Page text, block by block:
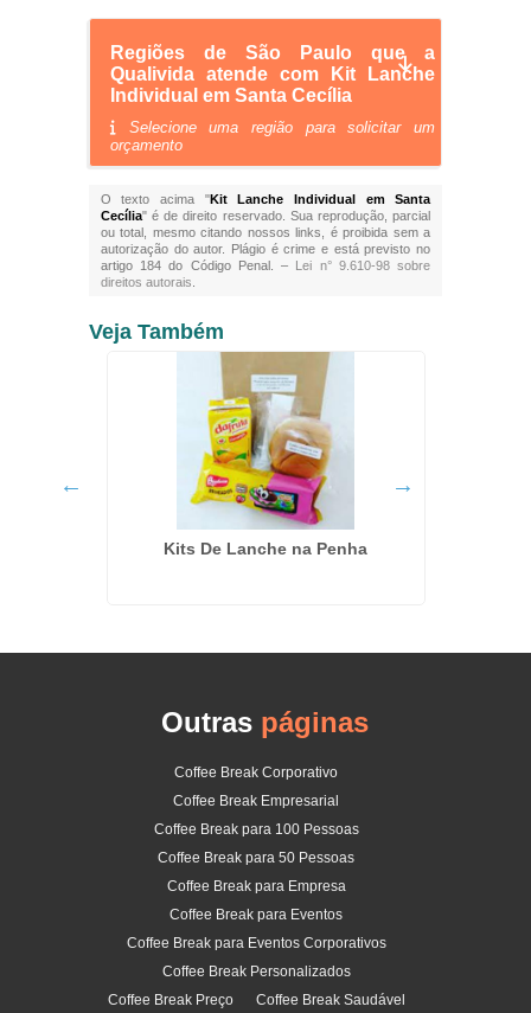
Regiões de São Paulo que a
Qualivida atende com Kit Lanche
Individual em Santa Cecília
Selecione uma região para solicitar um
orçamento
O texto acima "Kit Lanche Individual em Santa
Cecília" é de direito reservado. Sua reprodução, parcial
ou total, mesmo citando nossos links, é proibida sem a
autorização do autor. Plágio é crime e está previsto no
artigo 184 do Código Penal. – Lei n° 9.610-98 sobre
direitos autorais
Veja Também
Kits De Lanche na Penha
Outras páginas
Coffee Break Corporativo
Coffee Break Empresarial
Coffee Break para 100 Pessoas
Coffee Break para 50 Pessoas
Coffee Break para Empresa
Coffee Break para Eventos
Coffee Break para Eventos Corporativos
Coffee Break Personalizados
Coffee Break Preço
Coffee Break Saudável